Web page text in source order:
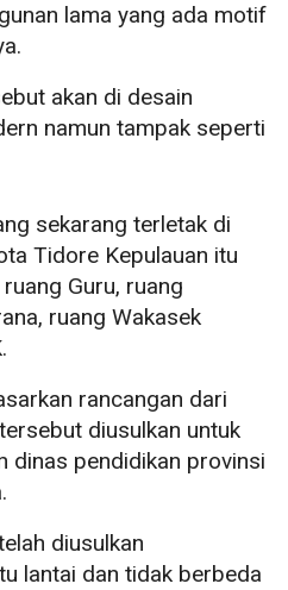
lama yang ada motif
akan di desain
namun tampak seperti
sekarang terletak di
Tidore Kepulauan itu
Guru, ruang
ruang Wakasek
rancangan dari
diusulkan untuk
dinas pendidikan provinsi
diusulkan
lantai dan tidak berbeda